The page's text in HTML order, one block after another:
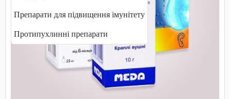
Препарати для підвищення імунітету
Протипухлинні препарати